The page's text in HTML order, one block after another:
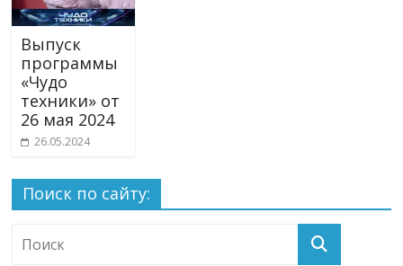
Выпуск
программы
«Чудо
техники» от
26 мая 2024
26.05.2024
Поиск по сайту: